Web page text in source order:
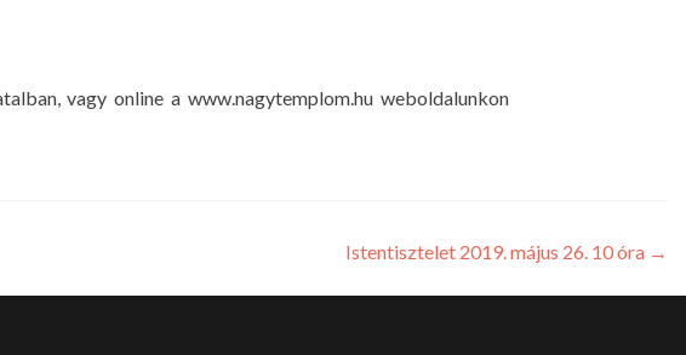
vagy online a www.nagytemplom.hu weboldalunkon
Istentisztelet 2019. május 26. 10 óra →